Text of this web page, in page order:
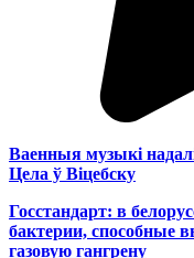
Ваенныя музыкі
Цела ў Віцебску
Госстандарт: в
бактерии, способные
газовую гангрену